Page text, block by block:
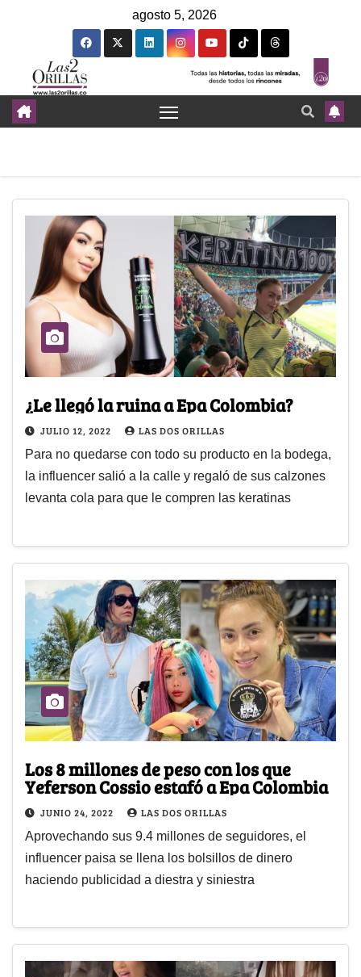
agosto 5, 2026
¿Le llegó la ruina a Epa Colombia?
JULIO 12, 2022 LAS DOS ORILLAS
Para no quedarse con todo su producto en la bodega,
la influencer salió a la calle y regaló de sus calzones
levanta cola para que le compren las keratinas
Los 8 millones de peso con los que
Yeferson Cossio estafó a Epa Colombia
JUNIO 24, 2022 LAS DOS ORILLAS
Aprovechando sus 9.4 millones de seguidores, el
influencer paisa se llena los bolsillos de dinero
haciendo publicidad a diestra y siniestra